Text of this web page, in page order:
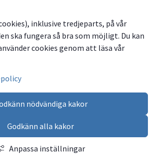
inklusive tredjeparts, på vår
ska fungera så bra som möjligt. Du kan
cookies genom att läsa vår
nödvändiga kakor
Godkänn alla kakor
Anpassa inställningar